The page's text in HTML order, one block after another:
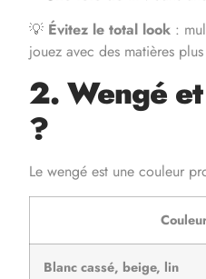
💡 Évitez le total look :
jouez avec des matières
2. Wengé
?
Le wengé est une couleur
Blanc cassé, beige, lin